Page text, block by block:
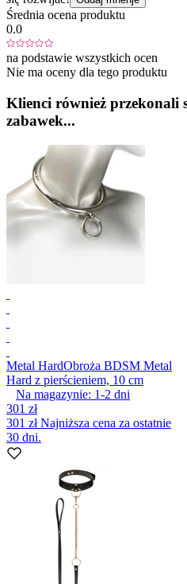
Średnia ocena produktu
0.0
na podstawie wszystkich ocen
Nie ma oceny dla tego produktu
Klienci również przekonali
zabawek...
Metal HardObroża BDSM Metal
Hard z pierścieniem, 10 cm
Na magazynie: 1-2 dni
301 zł
301 złNajniższa cena za ostatnie
30 dni.